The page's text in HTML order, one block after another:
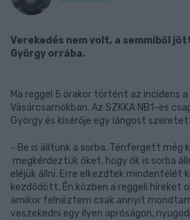
Verekedés nem volt, a semmiből
György orrába.
Ma reggel 5 órakor történt az incidens
Vásárcsarnokban. Az SZKKA NB1-es
György és kísérője egy lángost
- Be is álltunk a sorba. Ténfergett még
megkérdeztük őket, hogy ők is sorba
eléjük állni. Erre elkezdtek mindenfélét
kezdődött. Én közben a reggeli híreket
amikor felnéztem csak annyit
veszekedni egy ilyen apróságon,